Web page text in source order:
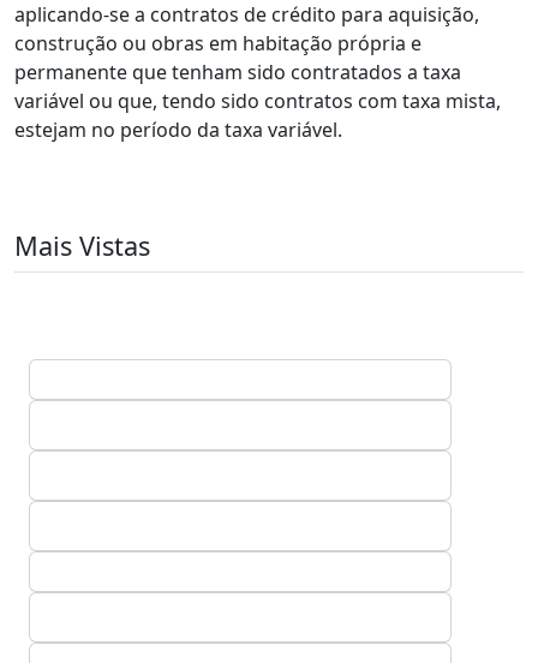
aplicando-se a contratos de crédito para aquisição,
construção ou obras em habitação própria e
permanente que tenham sido contratados a taxa
variável ou que, tendo sido contratos com taxa mista,
estejam no período da taxa variável.
Mais Vistas